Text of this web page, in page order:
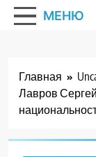
МЕНЮ
Главная
Лавров